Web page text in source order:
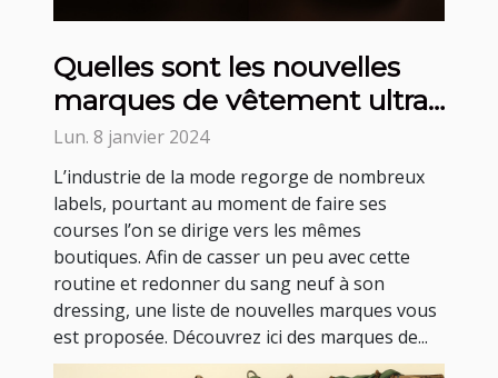
Quelles sont les nouvelles
marques de vêtement ultra
tendance ?
Lun. 8 janvier 2024
L’industrie de la mode regorge de nombreux
labels, pourtant au moment de faire ses
courses l’on se dirige vers les mêmes
boutiques. Afin de casser un peu avec cette
routine et redonner du sang neuf à son
dressing, une liste de nouvelles marques vous
est proposée. Découvrez ici des marques de...